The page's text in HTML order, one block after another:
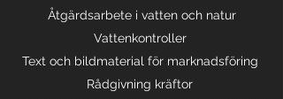
Åtgärdsarbete i vatten och natur
Vattenkontroller
Text och bildmaterial för marknadsföring
Rådgivning kräftor